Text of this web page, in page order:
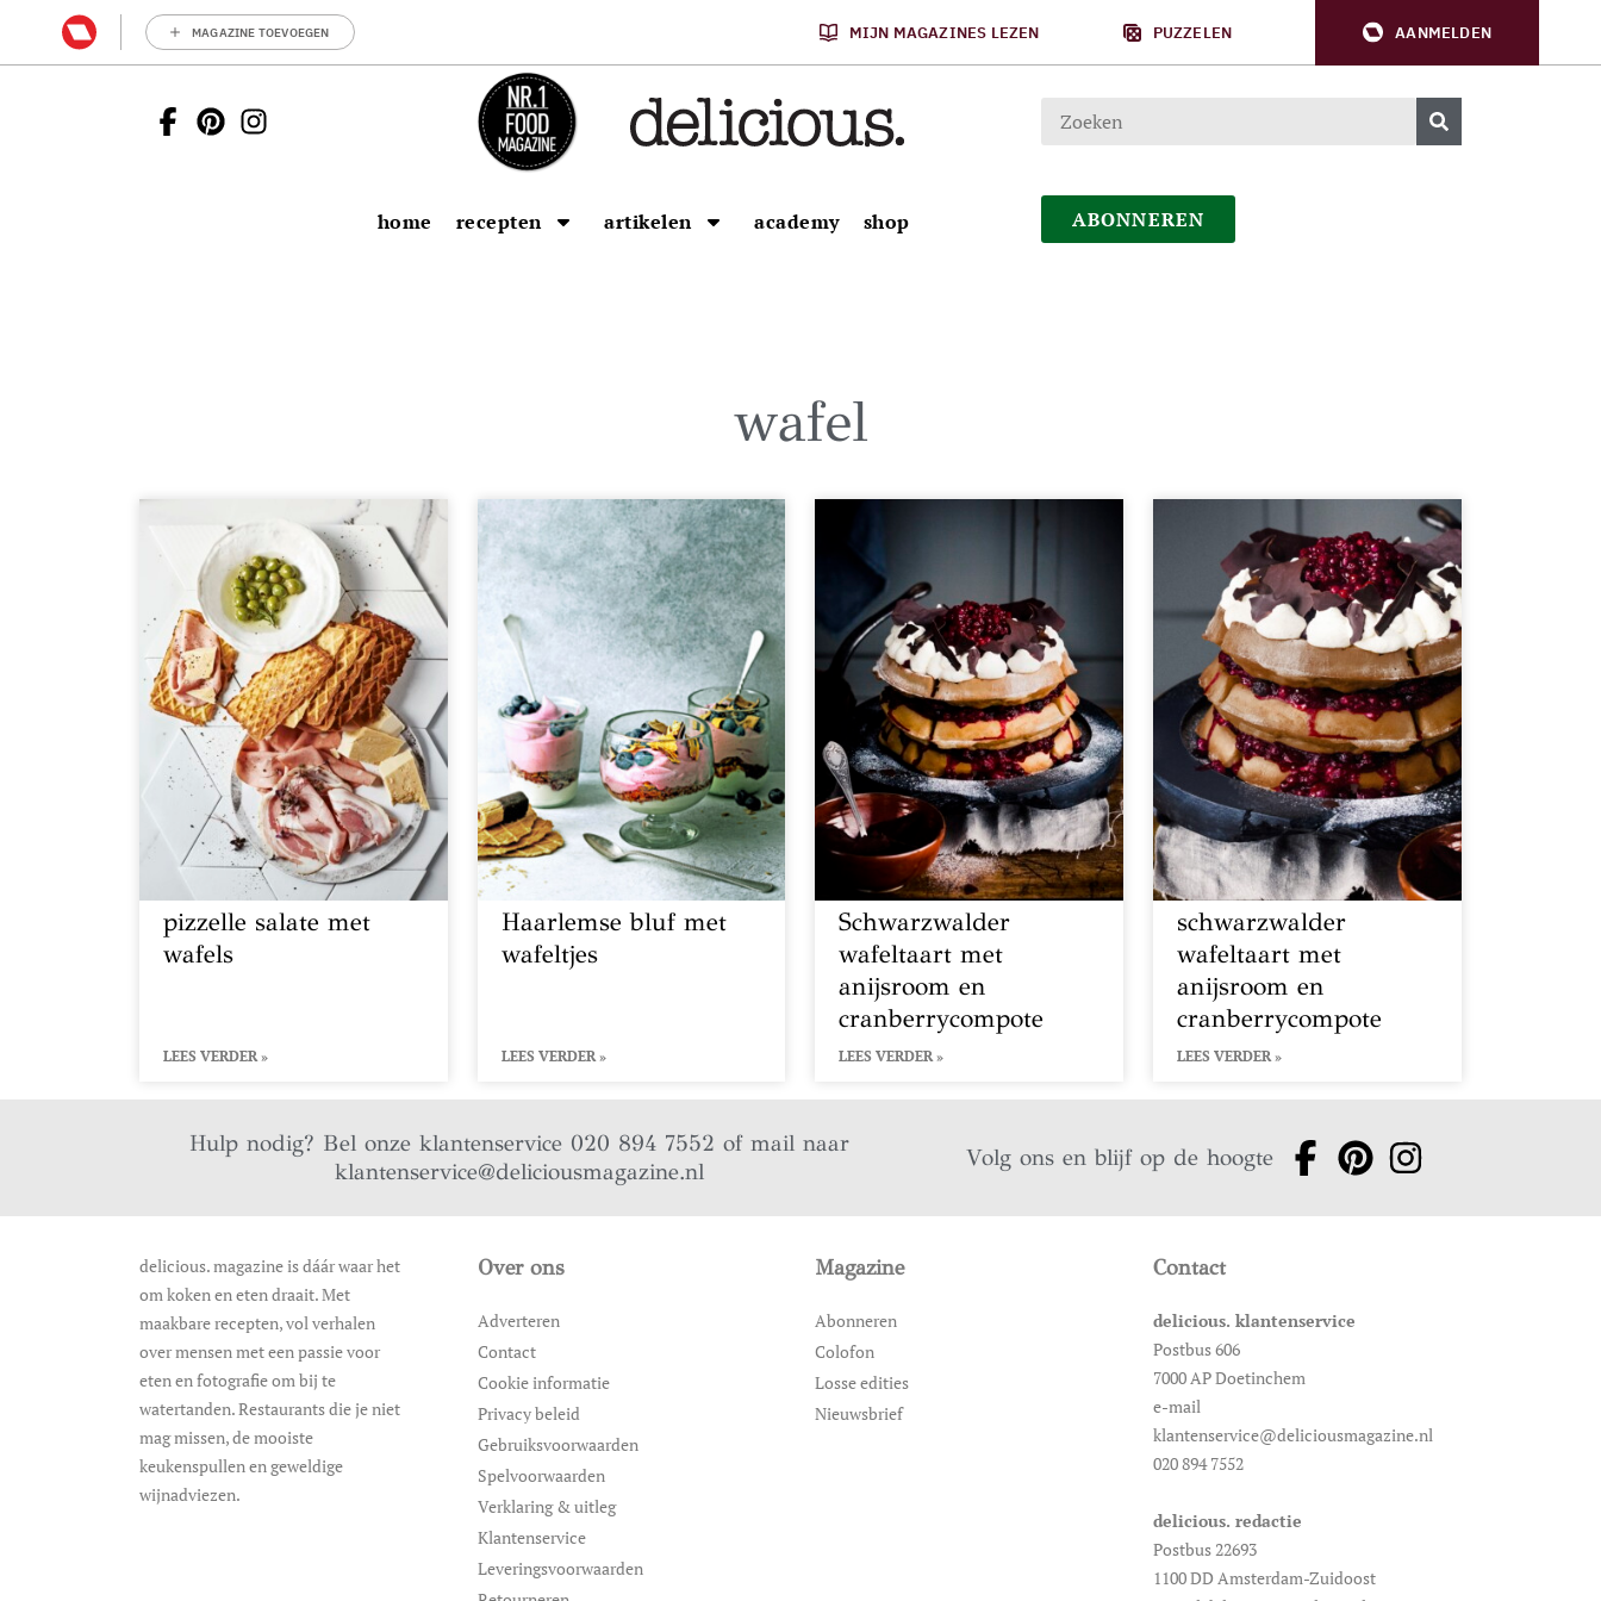
MAGAZINE TOEVOEGEN MIJN MAGAZINES LEZEN PUZZELEN AANMELDEN
home recepten artikelen academy shop ABONNEREN
wafel
pizzelle salate met
wafels
LEES VERDER »
Haarlemse bluf met
wafeltjes
LEES VERDER »
Schwarzwalder
wafeltaart met
anijsroom en
cranberrycompote
LEES VERDER »
schwarzwalder
wafeltaart met
anijsroom en
cranberrycompote
LEES VERDER »
Hulp nodig? Bel onze klantenservice 020 894 7552 of mail naar
klantenservice@deliciousmagazine.nl
Volg ons en blijf op de hoogte
delicious. magazine is dáár waar het
om koken en eten draait. Met
maakbare recepten, vol verhalen
over mensen met een passie voor
eten en fotografie om bij te
watertanden. Restaurants die je niet
mag missen, de mooiste
keukenspullen en geweldige
wijnadviezen.
Over ons
Adverteren
Contact
Cookie informatie
Privacy beleid
Gebruiksvoorwaarden
Spelvoorwaarden
Verklaring & uitleg
Klantenservice
Leveringsvoorwaarden
Magazine
Abonneren
Colofon
Losse edities
Nieuwsbrief
Contact
delicious. klantenservice
Postbus 606
7000 AP Doetinchem
e-mail
klantenservice@deliciousmagazine.nl
020 894 7552
delicious. redactie
Postbus 22693
1100 DD Amsterdam-Zuidoost